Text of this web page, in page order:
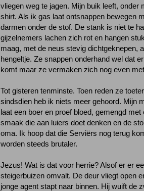
vliegen weg te jagen. Mijn buik leeft, onder
shirt. Als ik gas laat ontsnappen bewegen
darmen onder de stof. De stank is niet te
gijzelnemers lachen zich rot en hangen
maag, met de neus stevig dichtgeknepen,
hengeltje. Ze snappen onderhand wel dat
komt maar ze vermaken zich nog even
Tot gisteren tenminste. Toen reden ze
sindsdien heb ik niets meer gehoord. Mijn
laat een boer en proef bloed, gemengd
smaak die aan luiers doet denken en de
oma. Ik hoop dat die Serviërs nog terug
worden steeds brutaler.
Jezus! Wat is dat voor herrie? Alsof er er
steigerbuizen omvalt. De deur vliegt open
jonge agent stapt naar binnen. Hij wuift de